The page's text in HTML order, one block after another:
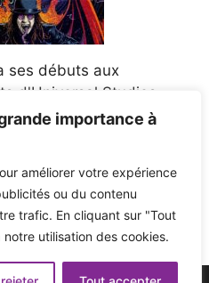
importance à
améliorer votre expérience
ou du contenu
trafic. En cliquant sur "Tout
utilisation des cookies.
ses débuts aux
d'Universal Studios
de l'Ohio après la